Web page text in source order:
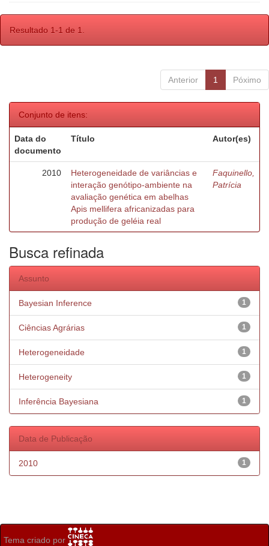
Resultado 1-1 de 1.
Anterior 1 Póximo
Conjunto de itens:
Data do
documento
Título Autor(es)
2010
Heterogeneidade de variâncias e
interação genótipo-ambiente na
avaliação genética em abelhas
Apis mellifera africanizadas para
produção de geléia real
Faquinello,
Patrícia
Busca refinada
Assunto
1
Bayesian Inference
1
Ciências Agrárias
1
Heterogeneidade
1
Heterogeneity
1
Inferência Bayesiana
Data de Publicação
1
2010
Tema criado por